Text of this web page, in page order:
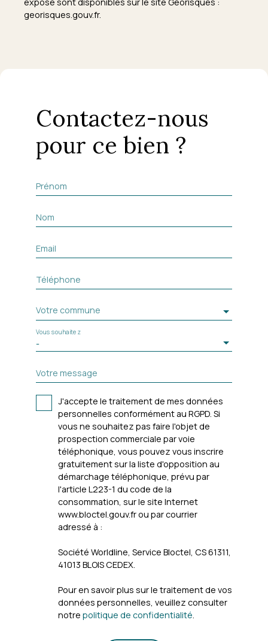
georisques.gouv.fr.
Contactez-nous
pour ce bien ?
Prénom
Nom
Email
Téléphone
Votre commune
-
Vous souhaitez
Votre message
J'accepte le traitement de mes données
personnelles conformément au RGPD. Si
vous ne souhaitez pas faire l'objet de
prospection commerciale par voie
téléphonique, vous pouvez vous inscrire
gratuitement sur la liste d'opposition au
démarchage téléphonique, prévu par
l'article L223-1 du code de la
consommation, sur le site Internet
www.bloctel.gouv.fr ou par courrier
adressé à :
Société Worldline, Service Bloctel, CS 61311,
41013 BLOIS CEDEX.
Pour en savoir plus sur le traitement de vos
données personnelles, veuillez consulter
notre politique de confidentialité